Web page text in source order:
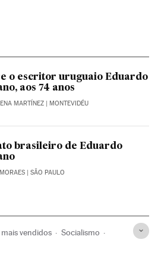
o escritor uruguaio Eduardo
aos 74 anos
MARTÍNEZ | MONTEVIDÉU
brasileiro de Eduardo
| SÃO PAULO
vendidos Socialismo